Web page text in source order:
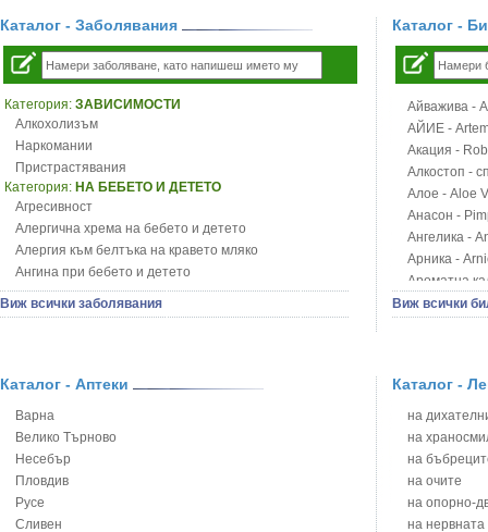
Каталог - Заболявания
Категория: ЗАВИСИМОСТИ
Алкохолизъм
Наркомании
Пристрастявания
Категория: НА БЕБЕТО И ДЕТЕТО
Агресивност
Алергична хрема на бебето и детето
Алергия към белтъка на кравето мляко
Ангина при бебето и детето
Анемия при бебето и детето
Апетит - пълни деца
Бронхиална астма при бебето и детето
Варицела
Висока температура на бебето и детето
Възпаление на ушите на бебето и детето
Глисти
Грижа за пъпа на новороденото
Виж всички заболявания
Каталог -
Айважива -
АЙИЕ -
Акация -
Алкостоп -
Алое - Aloe
Анасон -
Ангелика -
Арника -
Ароматна
Арония -
Блатен
Блян
Бобови
Божур -
Борови
Босилек -
Брей -
Виж всички
Каталог - Аптеки
Варна
Велико Търново
Несебър
Пловдив
Русе
Сливен
Каталог -
на
на
на
на очите
на опорно-
на нервната